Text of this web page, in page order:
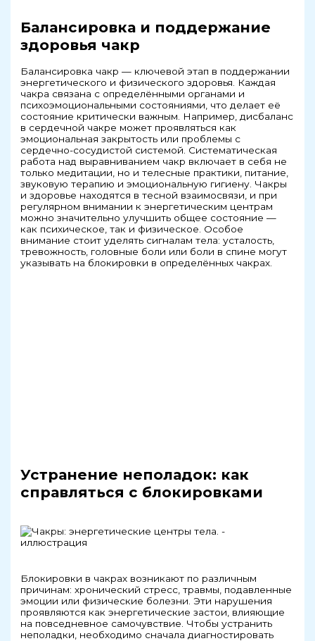
Балансировка и поддержание
здоровья чакр
Балансировка чакр — ключевой этап в поддержании
энергетического и физического здоровья. Каждая
чакра связана с определёнными органами и
психоэмоциональными состояниями, что делает её
состояние критически важным. Например, дисбаланс
в сердечной чакре может проявляться как
эмоциональная закрытость или проблемы с
сердечно-сосудистой системой. Систематическая
работа над выравниванием чакр включает в себя не
только медитации, но и телесные практики, питание,
звуковую терапию и эмоциональную гигиену. Чакры
и здоровье находятся в тесной взаимосвязи, и при
регулярном внимании к энергетическим центрам
можно значительно улучшить общее состояние —
как психическое, так и физическое. Особое
внимание стоит уделять сигналам тела: усталость,
тревожность, головные боли или боли в спине могут
указывать на блокировки в определённых чакрах.
Устранение неполадок: как
справляться с блокировками
Блокировки в чакрах возникают по различным
причинам: хронический стресс, травмы, подавленные
эмоции или физические болезни. Эти нарушения
проявляются как энергетические застои, влияющие
на повседневное самочувствие. Чтобы устранить
неполадки, необходимо сначала диагностировать